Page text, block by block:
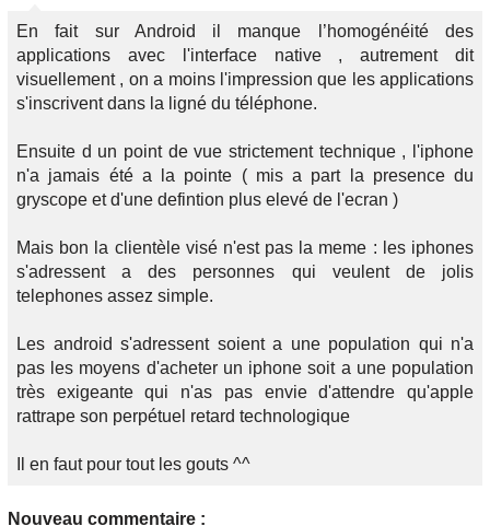
En fait sur Android il manque l’homogénéité des
applications avec l'interface native , autrement dit
visuellement , on a moins l'impression que les applications
s'inscrivent dans la ligné du téléphone.
Ensuite d un point de vue strictement technique , l'iphone
n'a jamais été a la pointe ( mis a part la presence du
gryscope et d'une defintion plus elevé de l'ecran )
Mais bon la clientèle visé n'est pas la meme : les iphones
s'adressent a des personnes qui veulent de jolis
telephones assez simple.
Les android s'adressent soient a une population qui n'a
pas les moyens d'acheter un iphone soit a une population
très exigeante qui n'as pas envie d'attendre qu'apple
rattrape son perpétuel retard technologique
Il en faut pour tout les gouts ^^
Nouveau commentaire :